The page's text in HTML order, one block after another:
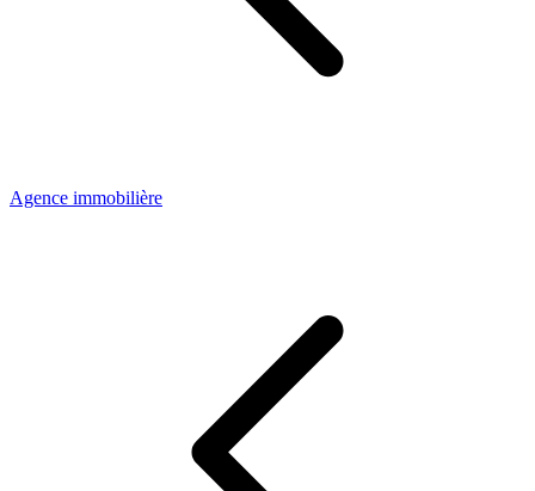
Agence immobilière